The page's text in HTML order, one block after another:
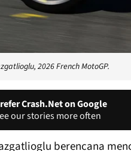
2026 French MotoGP.
Crash.Net on Google
our stories more often
berencana